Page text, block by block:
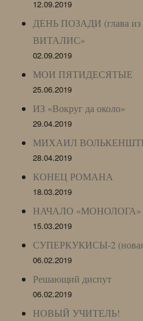
12.09.2019
ДЕНЬ ПОЗАДИ (глава из
ВИТАЛИС»
02.09.2019
МОИ ПЯТИДЕСЯТЫЕ
25.06.2019
ИЗ «Вокруг да около»
29.04.2019
МИХАИЛ
28.04.2019
КОНЕЦ РОМАНА
18.03.2019
НАЧАЛО «МОНОЛОГА»
15.03.2019
СУПЕРКУКИСЫ-2 (новая
06.02.2019
Решающий диспут
06.02.2019
НОВЫЙ УЧИТЕЛЬ!